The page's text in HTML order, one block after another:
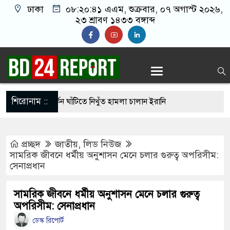
ঢাকা ০৮:২০:৪২ এএম, শুক্রবার, ০৭ অগাস্ট ২০২৬,
২৩ শ্রাবণ ১৪৩৩ বঙ্গাব্দ
শিরোনাম ::
ছাড়াই মার্কিন ঘাঁটিতে নিখুঁত হামলা চালান ইরানি
১০০ পরিবারকে নতুন ঘর দেবেন প্রধানমন্ত্রী
ছবি তুলে লন্ডনে বয়ফ্রেন্ডের কাছে পাঠাতেন
ছাত্রী
‘হাজারগুণ ভালো’ দেশ চালাচ্ছেন তারেক রহমান:
প্রচ্ছদ জাতীয়,লিড নিউজ
সামরিক জীবনে ধর্মীয় অনুশাসন মেনে চলার গুরুত্ব অপরিসীম:
সেনাপ্রধান
সামরিক জীবনে ধর্মীয় অনুশাসন মেনে চলার গুরুত্ব
অপরিসীম: সেনাপ্রধান
ডেস্ক রিপোর্ট